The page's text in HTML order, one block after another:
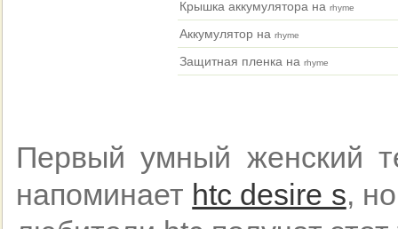
Крышка аккумулятора на rhyme
Аккумулятор на rhyme
Защитная пленка на rhyme
Первый умный женский
напоминает htc desire s,